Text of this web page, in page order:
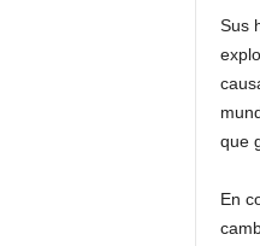
Sus
que
En